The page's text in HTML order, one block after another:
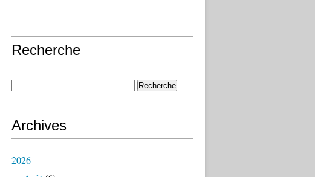
Recherche
Archives
2026